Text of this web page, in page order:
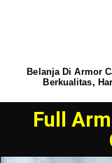
Belanja Di Armor
Berkualitas,
Full